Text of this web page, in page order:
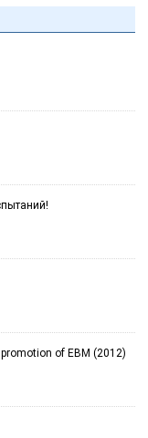
of EBM (2012)